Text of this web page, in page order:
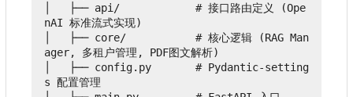
│   ├── api/            # 接口路由定义 (Ope
nAI 标准流式实现)
│   ├── core/           # 核心逻辑 (RAG Man
ager, 多租户管理, PDF图文解析)
│   ├── config.py       # Pydantic-setting
s 配置管理